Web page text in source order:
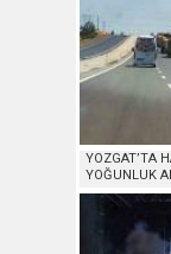
YOZGAT’TA
YOĞUNLUK